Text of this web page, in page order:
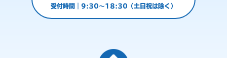
受付時間｜9:30～18:30（土日祝は除く）